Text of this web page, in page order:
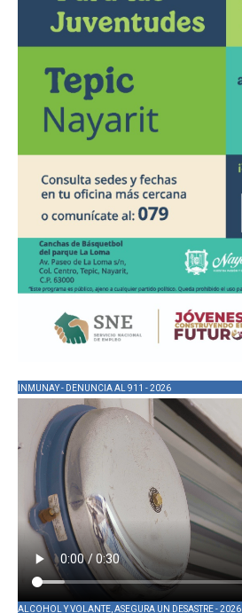
INMUNAY - DENUNCIA AL 911 - 2026
ALCOHOL Y VOLANTE, ASEGURA UN DESASTRE - 2026